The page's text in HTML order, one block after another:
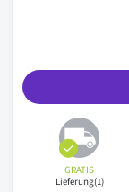
GRATIS
Lieferung(1)